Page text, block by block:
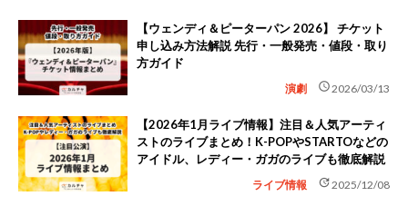
【ウェンディ＆ピーターパン 2026】 チケット
申し込み方法解説 先行・一般発売・値段・取り
方ガイド
演劇 schedule2026/03/13
【2026年1月ライブ情報】注目＆人気アーティ
ストのライブまとめ！K-POPやSTARTOなどの
アイドル、レディー・ガガのライブも徹底解説
ライブ情報 update2025/12/08